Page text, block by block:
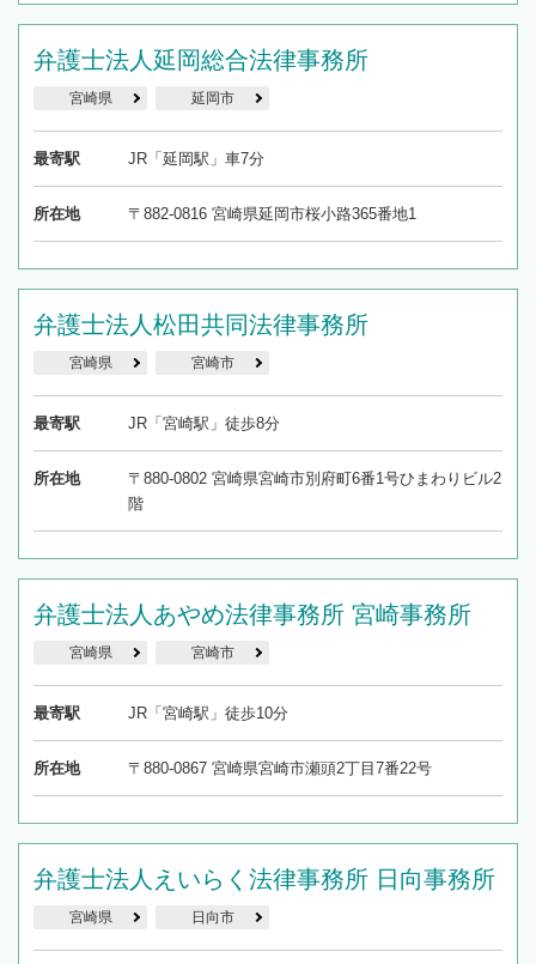
弁護士法人延岡総合法律事務所
宮崎県 延岡市
最寄駅 JR「延岡駅」車7分
所在地 〒882-0816 宮崎県延岡市桜小路365番地1
弁護士法人松田共同法律事務所
宮崎県 宮崎市
最寄駅 JR「宮崎駅」徒歩8分
所在地
〒880-0802 宮崎県宮崎市別府町6番1号ひまわりビル2
階
弁護士法人あやめ法律事務所 宮崎事務所
宮崎県 宮崎市
最寄駅 JR「宮崎駅」徒歩10分
所在地 〒880-0867 宮崎県宮崎市瀬頭2丁目7番22号
弁護士法人えいらく法律事務所 日向事務所
宮崎県 日向市